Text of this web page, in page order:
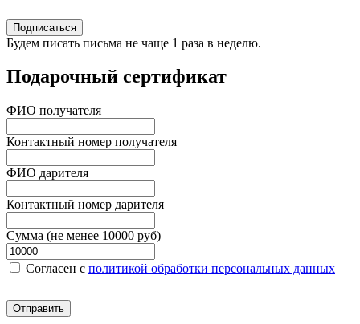
Подписаться
Будем писать письма не чаще 1 раза в неделю.
Подарочный сертификат
ФИО получателя
Контактный номер получателя
ФИО дарителя
Контактный номер дарителя
Сумма (не менее 10000 руб)
Согласен c политикой обработки персональных данных
Отправить